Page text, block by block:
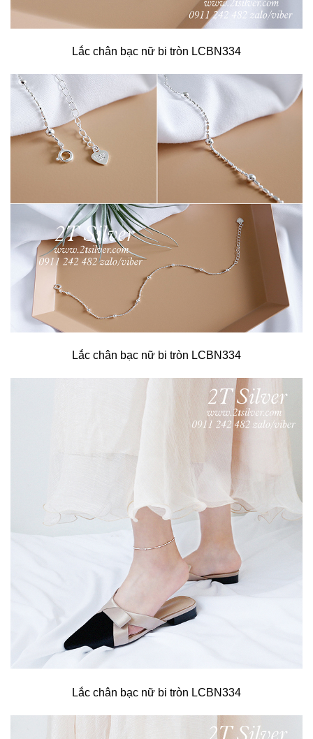
Lắc chân bạc nữ bi tròn LCBN334
Lắc chân bạc nữ bi tròn LCBN334
Lắc chân bạc nữ bi tròn LCBN334